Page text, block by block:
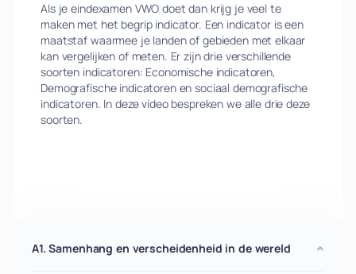
Als je eindexamen VWO doet dan krijg je veel te
maken met het begrip indicator. Een indicator is een
maatstaf waarmee je landen of gebieden met elkaar
kan vergelijken of meten. Er zijn drie verschillende
soorten indicatoren: Economische indicatoren,
Demografische indicatoren en sociaal demografische
indicatoren. In deze video bespreken we alle drie deze
soorten.
A1. Samenhang en verscheidenheid in de wereld